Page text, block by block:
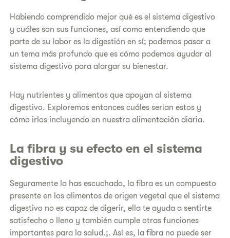
Habiendo comprendido mejor qué es el sistema digestivo
y cuáles son sus funciones, así como entendiendo que
parte de su labor es la digestión en sí; podemos pasar a
un tema más profundo que es cómo podemos ayudar al
sistema digestivo para alargar su bienestar.
Hay nutrientes y alimentos que apoyan al sistema
digestivo. Exploremos entonces cuáles serían estos y
cómo irlos incluyendo en nuestra alimentación diaria.
La fibra y su efecto en el sistema
digestivo
Seguramente la has escuchado, la fibra es un compuesto
presente en los alimentos de origen vegetal que el sistema
digestivo no es capaz de digerir, ella te ayuda a sentirte
satisfecho o lleno y también cumple otras funciones
importantes para la salud.;. Así es, la fibra no puede ser